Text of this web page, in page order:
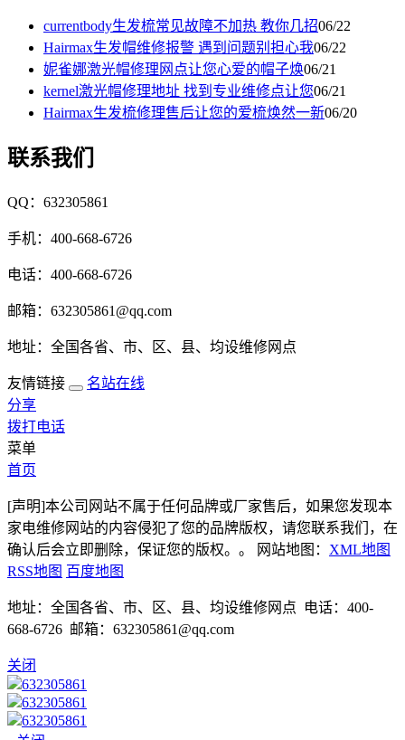
currentbody生发梳常见故障不加热 教你几招06/22
Hairmax生发帽维修报警 遇到问题别担心我06/22
妮雀娜激光帽修理网点让您心爱的帽子焕06/21
kernel激光帽修理地址 找到专业维修点让您06/21
Hairmax生发梳修理售后让您的爱梳焕然一新06/20
联系我们
QQ：632305861
手机：400-668-6726
电话：400-668-6726
邮箱：632305861@qq.com
地址：全国各省、市、区、县、均设维修网点
友情链接
名站在线
分享
拨打电话
菜单
首页
[声明]本公司网站不属于任何品牌或厂家售后，如果您发现本
家电维修网站的内容侵犯了您的品牌版权，请您联系我们，在
确认后会立即删除，保证您的版权。。 网站地图： XML地图
RSS地图 百度地图
地址：全国各省、市、区、县、均设维修网点 电话：400-
668-6726 邮箱：632305861@qq.com
关闭
632305861
632305861
632305861